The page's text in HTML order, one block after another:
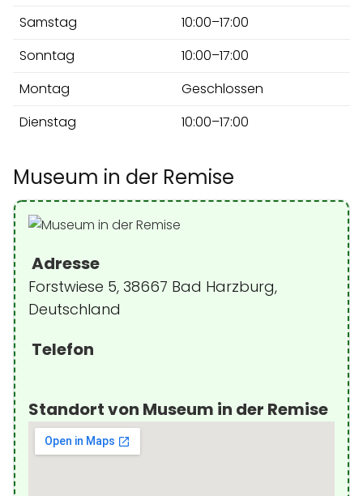
Samstag
10:00–17:00
Sonntag
10:00–17:00
Montag
Geschlossen
Dienstag
10:00–17:00
Museum in der Remise
Adresse
Forstwiese 5, 38667 Bad Harzburg,
Deutschland
Telefon
Standort von Museum in der Remise